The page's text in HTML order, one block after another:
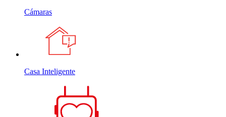
Cámaras
Casa Inteligente